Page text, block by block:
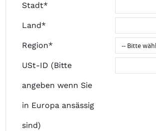
Stadt*
Land*
Region*
USt-ID (Bitte
angeben wenn Sie
in Europa ansässig
sind)